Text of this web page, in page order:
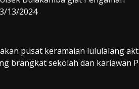
13/2024
pusat keramaian lululalang
brangkat sekolah dan kariawan